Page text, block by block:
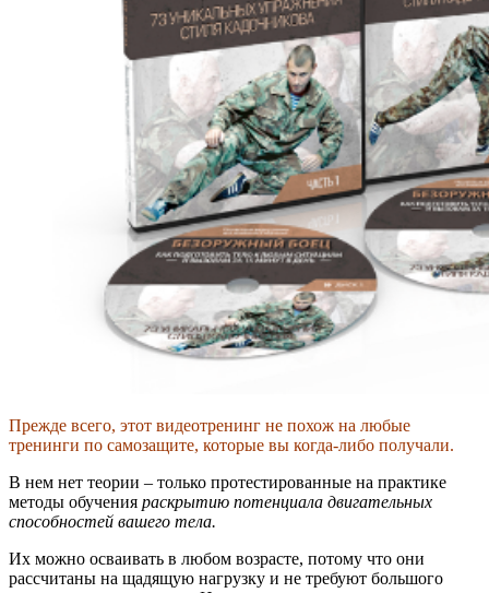
Прежде всего, этот видеотренинг не похож на любые
тренинги по самозащите, которые вы когда-либо получали.
В нем нет теории – только протестированные на практике
методы обучения раскрытию потенциала двигательных
способностей вашего тела.
Их можно осваивать в любом возрасте, потому что они
рассчитаны на щадящую нагрузку и не требуют большого